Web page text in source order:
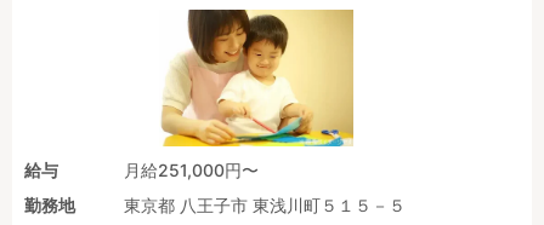
給与
月給251,000円〜
勤務地
東京都 八王子市 東浅川町５１５－５